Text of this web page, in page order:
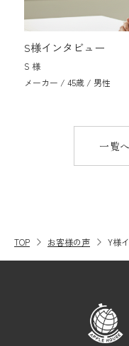
S様インタビュー
S 様
メーカー / 45歳 / 男性
一覧
TOP お客様の声 Y様